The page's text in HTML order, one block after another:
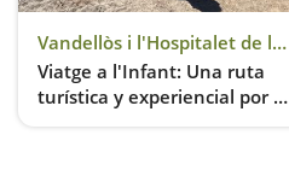
Vandellòs i l'Hospitalet de l'Infant
Viatge a l'Infant: Una ruta
turística y experiencial por el